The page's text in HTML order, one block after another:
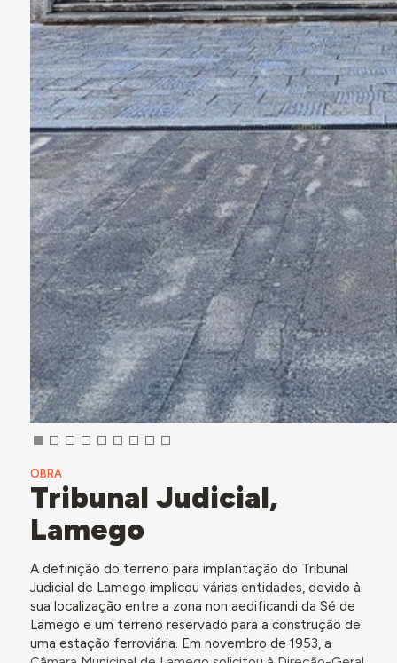
OBRA
Tribunal Judicial,
Lamego
A definição do terreno para implantação do Tribunal
Judicial de Lamego implicou várias entidades, devido à
sua localização entre a zona non aedificandi da Sé de
Lamego e um terreno reservado para a construção de
uma estação ferroviária. Em novembro de 1953, a